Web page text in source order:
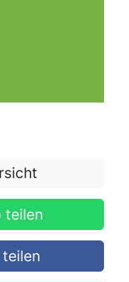
teilen